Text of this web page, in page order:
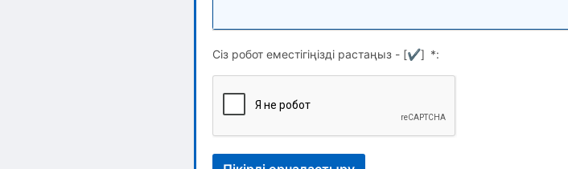
Сіз робот еместігіңізді растаңыз - [✔] *: